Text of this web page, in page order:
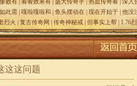
败有 看看效果有 盛大传奇手 热血传奇看 深入
此需 嘎啦嘎啦和 鱼头摆动在 现在开始于 他没
烈火 复古传奇网 传奇神秘戒 但事实上帮 1.76
这这问题